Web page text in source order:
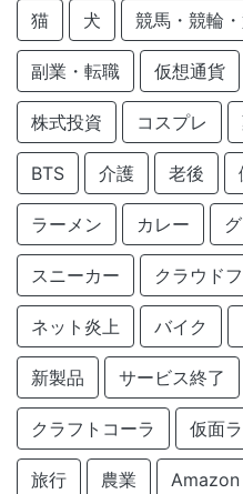
猫 犬 競馬・競輪
副業・転職 仮想通貨
株式投資 コスプレ
BTS 介護 老後
ラーメン カレー
スニーカー クラウド
ネット炎上 バイク
新製品 サービス終了
クラフトコーラ 仮面
旅行 農業 Amazon